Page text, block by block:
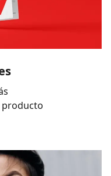
producto